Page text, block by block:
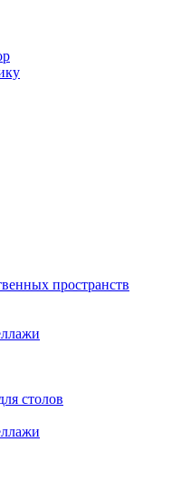
пространств
столов